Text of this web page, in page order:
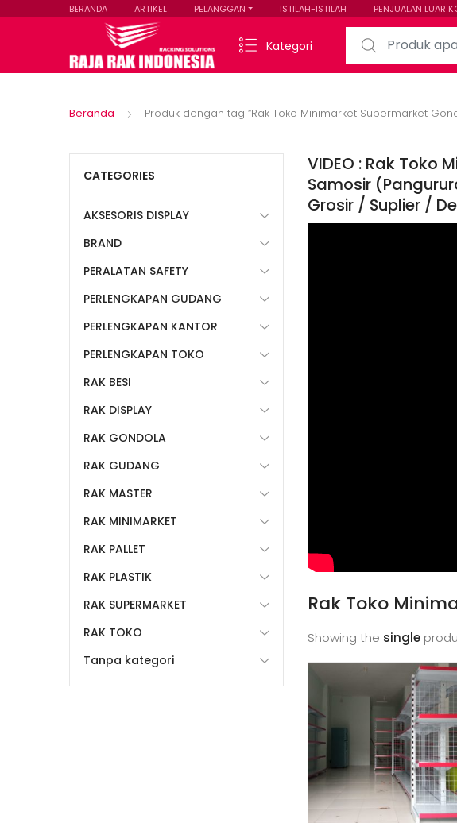
BERANDA ARTIKEL PELANGGAN ISTILAH-ISTILAH PENJUALAN LUAR
Kategori
Search for:
Beranda Produk dengan tag “Rak Toko Minimarket Supermarket
VIDEO : Rak Toko
Samosir
Grosir / Suplier /
Rak Toko
Showing the single
CATEGORIES
AKSESORIS DISPLAY
BRAND
PERALATAN SAFETY
PERLENGKAPAN GUDANG
PERLENGKAPAN KANTOR
PERLENGKAPAN TOKO
RAK BESI
RAK DISPLAY
RAK GONDOLA
RAK GUDANG
RAK MASTER
RAK MINIMARKET
RAK PALLET
RAK PLASTIK
RAK SUPERMARKET
RAK TOKO
Tanpa kategori